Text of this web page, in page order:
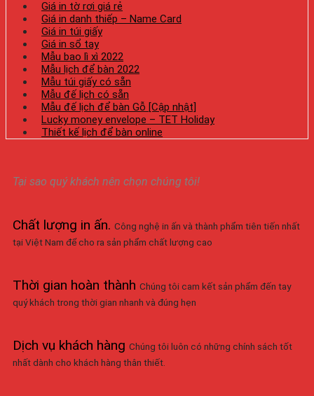
Giá in tờ rơi giá rẻ
Giá in danh thiếp – Name Card
Giá in túi giấy
Giá in sổ tay
Mẫu bao lì xì 2022
Mẫu lịch để bàn 2022
Mẫu túi giấy có sẵn
Mẫu đế lịch có sẵn
Mẫu đế lịch để bàn Gỗ [Cập nhật]
Lucky money envelope – TET Holiday
Thiết kế lịch để bàn online
Tại sao quý khách nên chọn chúng tôi!
Chất lượng in ấn. Công nghệ in ấn và thành phẩm tiên tiến nhất
tại Việt Nam để cho ra sản phẩm chất lượng cao
Thời gian hoàn thành Chúng tôi cam kết sản phẩm đến tay
quý khách trong thời gian nhanh và đúng hẹn
Dịch vụ khách hàng Chúng tôi luôn có những chính sách tốt
nhất dành cho khách hàng thân thiết.